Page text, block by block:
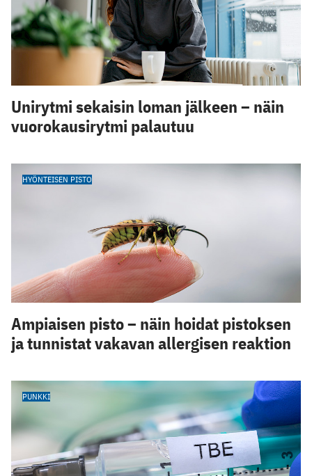
Unirytmi sekaisin loman jälkeen – näin
vuorokausirytmi palautuu
HYÖNTEISEN PISTO
Ampiaisen pisto – näin hoidat pistoksen
ja tunnistat vakavan allergisen reaktion
PUNKKI